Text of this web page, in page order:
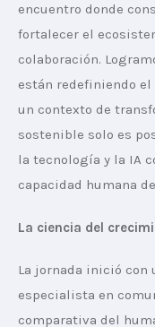
encuentro donde
fortalecer el
colaboración.
están redefiniendo
un contexto de
sostenible solo es
la tecnología y la IA
capacidad humana
La ciencia del
La jornada inició con
especialista en
comparativa del